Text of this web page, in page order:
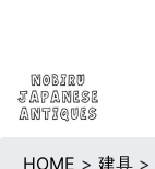
HOME > 建具 >